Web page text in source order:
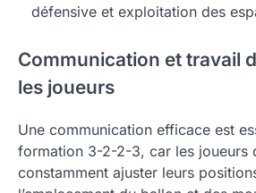
défensive et exploitation des
Communication et travail
les joueurs
Une communication efficace est
formation 3-2-2-3, car les joueurs
constamment ajuster leurs